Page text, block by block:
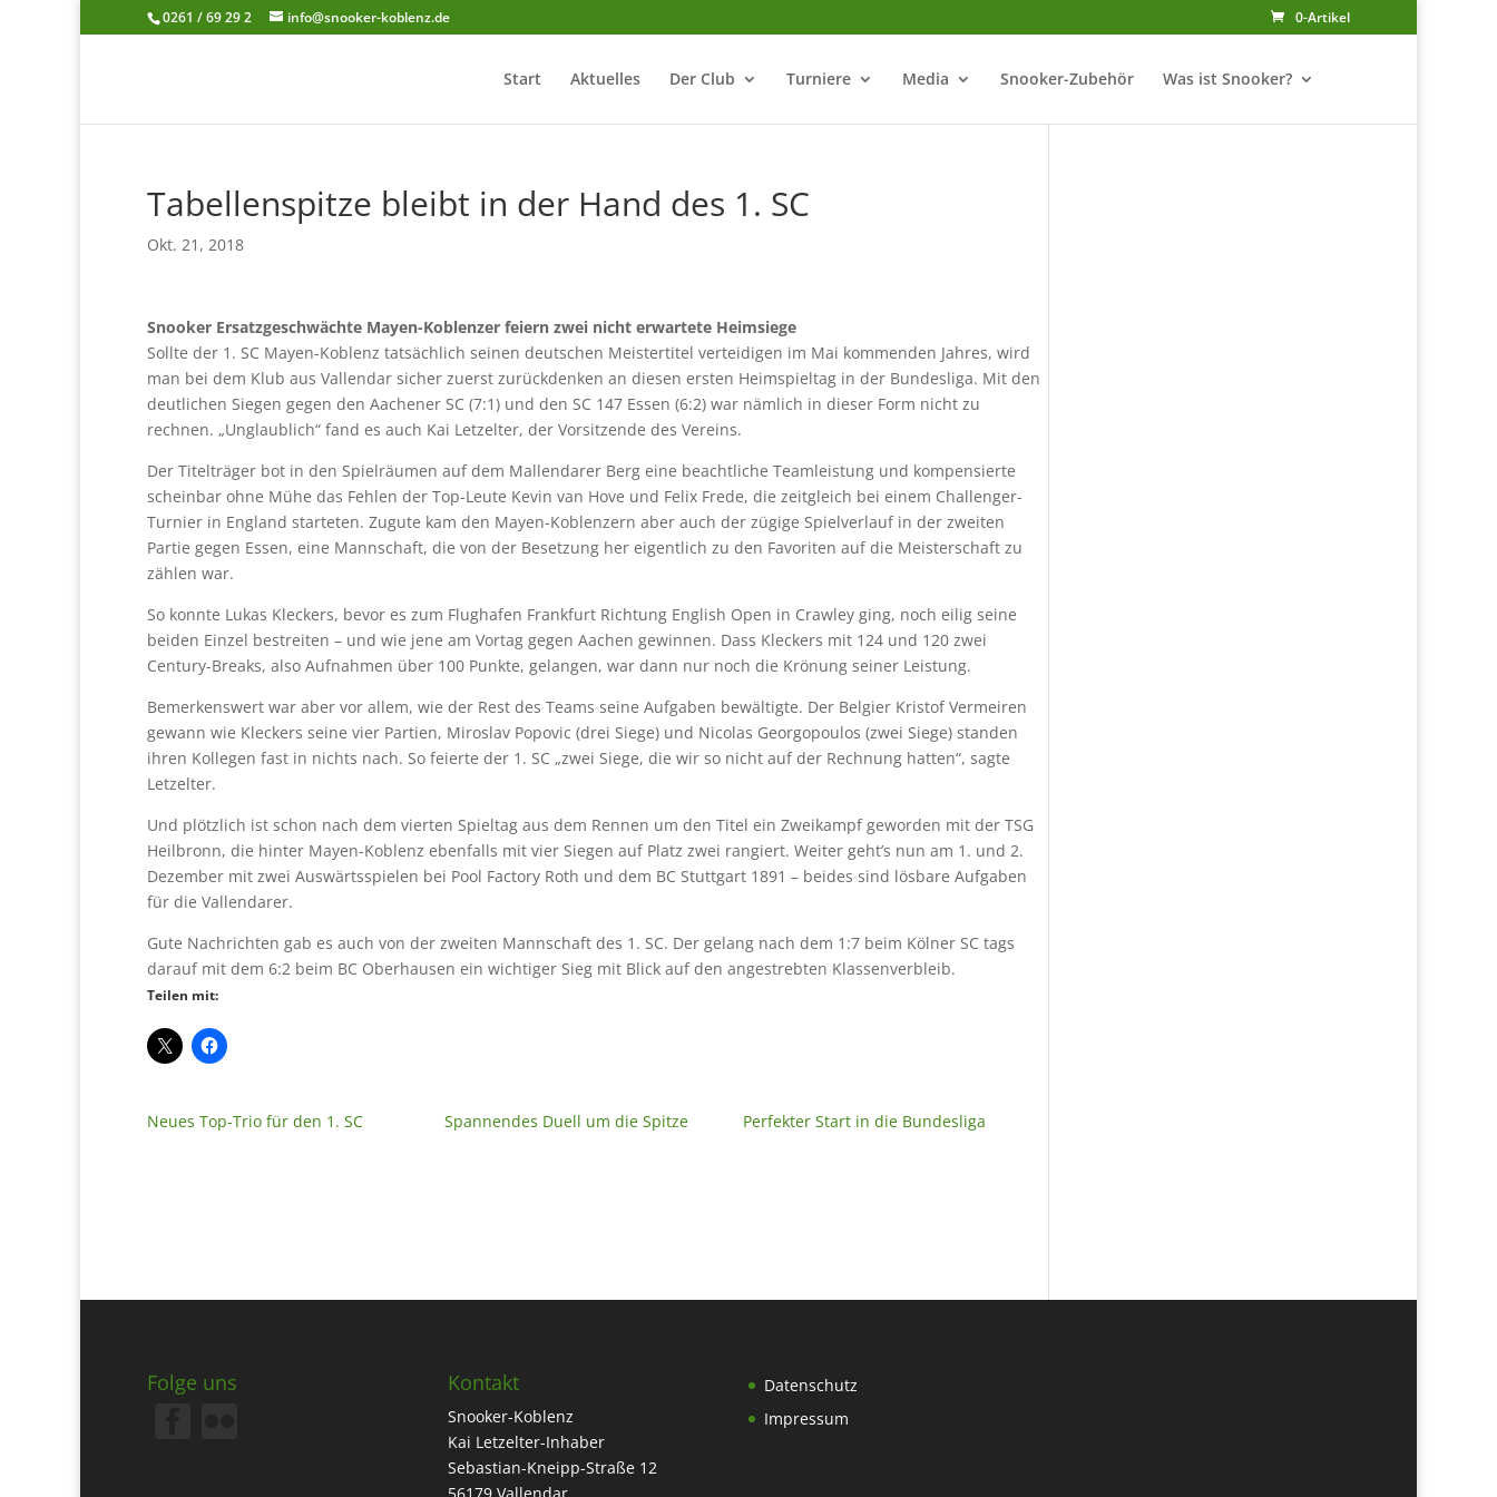
0261 / 69 29 2 info@snooker-koblenz.de 0-Artikel
Start Aktuelles Der Club Turniere Media Snooker-Zubehör Was ist Snooker?
Tabellenspitze bleibt in der Hand des 1. SC
Okt. 21, 2018
Snooker Ersatzgeschwächte Mayen-Koblenzer feiern zwei nicht erwartete Heimsiege
Sollte der 1. SC Mayen-Koblenz tatsächlich seinen deutschen Meistertitel verteidigen im Mai kommenden Jahres, wird
man bei dem Klub aus Vallendar sicher zuerst zurückdenken an diesen ersten Heimspieltag in der Bundesliga. Mit den
deutlichen Siegen gegen den Aachener SC (7:1) und den SC 147 Essen (6:2) war nämlich in dieser Form nicht zu
rechnen. „Unglaublich“ fand es auch Kai Letzelter, der Vorsitzende des Vereins.
Der Titelträger bot in den Spielräumen auf dem Mallendarer Berg eine beachtliche Teamleistung und kompensierte
scheinbar ohne Mühe das Fehlen der Top-Leute Kevin van Hove und Felix Frede, die zeitgleich bei einem Challenger-
Turnier in England starteten. Zugute kam den Mayen-Koblenzern aber auch der zügige Spielverlauf in der zweiten
Partie gegen Essen, eine Mannschaft, die von der Besetzung her eigentlich zu den Favoriten auf die Meisterschaft zu
zählen war.
So konnte Lukas Kleckers, bevor es zum Flughafen Frankfurt Richtung English Open in Crawley ging, noch eilig seine
beiden Einzel bestreiten – und wie jene am Vortag gegen Aachen gewinnen. Dass Kleckers mit 124 und 120 zwei
Century-Breaks, also Aufnahmen über 100 Punkte, gelangen, war dann nur noch die Krönung seiner Leistung.
Bemerkenswert war aber vor allem, wie der Rest des Teams seine Aufgaben bewältigte. Der Belgier Kristof Vermeiren
gewann wie Kleckers seine vier Partien, Miroslav Popovic (drei Siege) und Nicolas Georgopoulos (zwei Siege) standen
ihren Kollegen fast in nichts nach. So feierte der 1. SC „zwei Siege, die wir so nicht auf der Rechnung hatten“, sagte
Letzelter.
Und plötzlich ist schon nach dem vierten Spieltag aus dem Rennen um den Titel ein Zweikampf geworden mit der TSG
Heilbronn, die hinter Mayen-Koblenz ebenfalls mit vier Siegen auf Platz zwei rangiert. Weiter geht’s nun am 1. und 2.
Dezember mit zwei Auswärtsspielen bei Pool Factory Roth und dem BC Stuttgart 1891 – beides sind lösbare Aufgaben
für die Vallendarer.
Gute Nachrichten gab es auch von der zweiten Mannschaft des 1. SC. Der gelang nach dem 1:7 beim Kölner SC tags
darauf mit dem 6:2 beim BC Oberhausen ein wichtiger Sieg mit Blick auf den angestrebten Klassenverbleib.
Teilen mit:
Neues Top-Trio für den 1. SC Spannendes Duell um die Spitze Perfekter Start in die Bundesliga
Folge uns Kontakt
Snooker-Koblenz
Kai Letzelter-Inhaber
Sebastian-Kneipp-Straße 12
Datenschutz
Impressum